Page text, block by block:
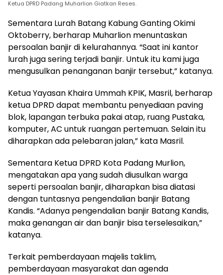
Ketua DPRD Padang Muharlion Giatkan Reses.
Sementara Lurah Batang Kabung Ganting Okimi
Oktoberry, berharap Muharlion menuntaskan
persoalan banjir di kelurahannya. “Saat ini kantor
lurah juga sering terjadi banjir. Untuk itu kami juga
mengusulkan penanganan banjir tersebut,” katanya.
Ketua Yayasan Khaira Ummah KPIK,­ Masril, berharap
ketua DPRD dapat membantu penyediaan paving
blok, lapangan terbuka pakai atap, ruang Pustaka,
komputer, AC untuk ruangan pertemuan. Selain itu
diharapkan ada pelebaran jalan,” kata Masril.
Sementara Ketua DPRD Kota Padang Mur­lion,
mengatakan apa yang sudah diusulkan warga
seperti persoalan banjir, diharapkan bisa diatasi
dengan tuntasnya pengenda­lian banjir Batang
Kandis. “Adanya pengendalian banjir Batang Kandis,
maka genangan air dan banjir bisa terselesaikan,”
katanya.
Terkait pemberdayaan majelis taklim,
pemberdayaan masyarakat dan agenda